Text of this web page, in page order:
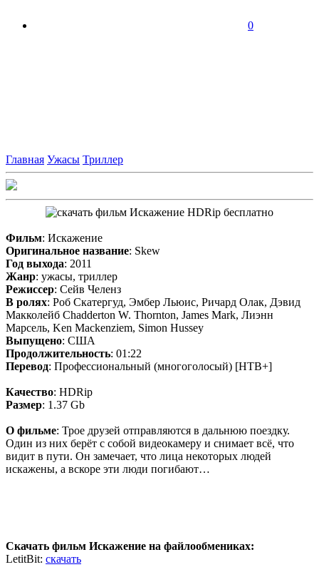
0
Главная Ужасы Триллер
Фильм: Искажение
Оригинальное название: Skew
Год выхода: 2011
Жанр: ужасы, триллер
Режиссер: Сейв Челенз
В ролях: Роб Скатергуд, Эмбер Льюис, Ричард Олак, Дэвид
Макколейб Chadderton W. Thornton, James Mark, Лиэнн
Марсель, Ken Mackenziem, Simon Hussey
Выпущено: США
Продолжительность: 01:22
Перевод: Профессиональный (многоголосый) [НТВ+]
Качество: HDRip
Размер: 1.37 Gb
О фильме: Трое друзей отправляются в дальнюю поездку.
Один из них берёт с собой видеокамеру и снимает всё, что
видит в пути. Он замечает, что лица некоторых людей
искажены, а вскоре эти люди погибают…
Скачать фильм Искажение на файлообмениках:
LetitBit: скачать